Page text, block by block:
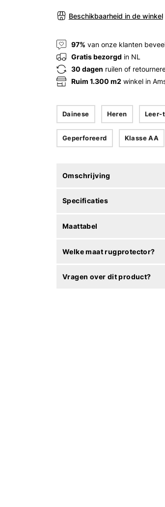
Beschikbaarheid in de winkel
97% van onze klanten
Gratis bezorgd in NL
30 dagen ruilen of
Ruim 1.300 m2 winkel in
Dainese Heren Leer-
Geperforeerd Klasse AA
Omschrijving
Specificaties
Maattabel
Welke maat rugprotector?
Vragen over dit product?